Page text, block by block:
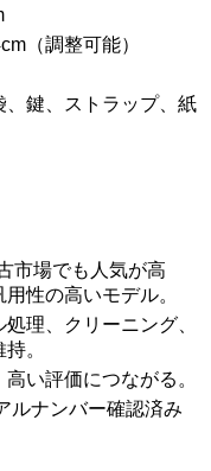
（調整可能）
鍵、ストラップ、紙
市場でも人気が高
性の高いモデル。
理、クリーニング、
。
い評価につながる。
ルナンバー確認済み